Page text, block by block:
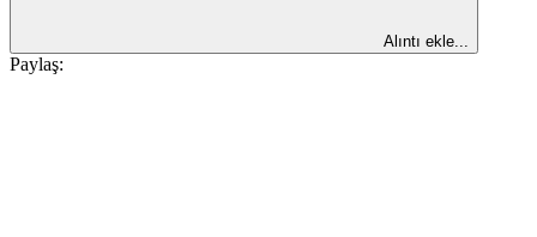
Alıntı ekle...
Paylaş: